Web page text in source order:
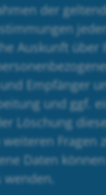
der
Auskunft über
Empfänger
und ggf.
Löschung
Fragen
Daten